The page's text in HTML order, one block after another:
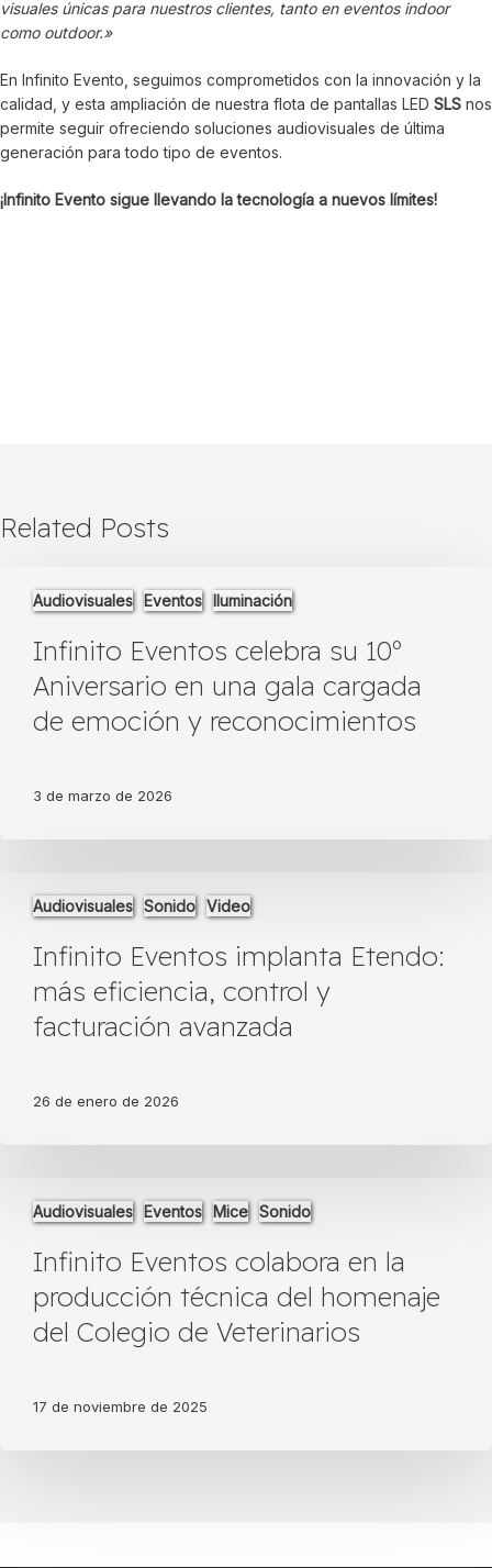
visuales únicas para nuestros clientes, tanto en eventos indoor
como outdoor.»
En Infinito Evento, seguimos comprometidos con la innovación y la
calidad, y esta ampliación de nuestra flota de pantallas LED SLS nos
permite seguir ofreciendo soluciones audiovisuales de última
generación para todo tipo de eventos.
¡Infinito Evento sigue llevando la tecnología a nuevos límites!
Related Posts
Audiovisuales Eventos Iluminación
Eventos
Aniversario
cargada
emoción
reconocimientos
Infinito Eventos celebra su 10º
Aniversario en una gala cargada
de emoción y reconocimientos
3 de marzo de 2026
Audiovisuales Sonido Video
Eventos
Etendo:
eficiencia,
control
avanzada
Infinito Eventos implanta Etendo:
más eficiencia, control y
facturación avanzada
26 de enero de 2026
Audiovisuales Eventos Mice Sonido
Eventos
producción
técnica
Infinito Eventos colabora en la
producción técnica del homenaje
del Colegio de Veterinarios
17 de noviembre de 2025